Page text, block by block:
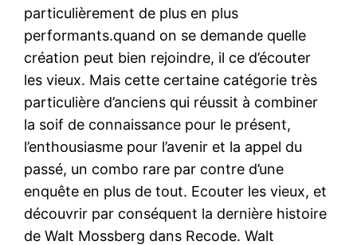
particulièrement de plus en plus
performants.quand on se demande quelle
création peut bien rejoindre, il ce d’écouter
les vieux. Mais cette certaine catégorie très
particulière d’anciens qui réussit à combiner
la soif de connaissance pour le présent,
l’enthousiasme pour l’avenir et la appel du
passé, un combo rare par contre d’une
enquête en plus de tout. Ecouter les vieux, et
découvrir par conséquent la dernière histoire
de Walt Mossberg dans Recode. Walt